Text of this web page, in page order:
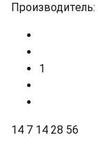
Производитель:
1
14 7 14 28 56